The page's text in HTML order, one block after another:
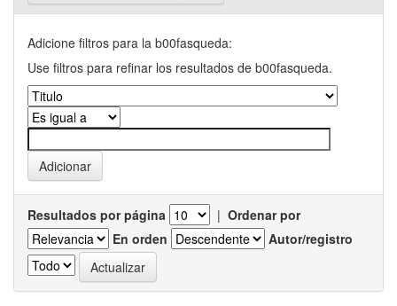
Adicione filtros para la b00fasqueda:
Use filtros para refinar los resultados de b00fasqueda.
Resultados por página | Ordenar por
En orden
Autor/registro